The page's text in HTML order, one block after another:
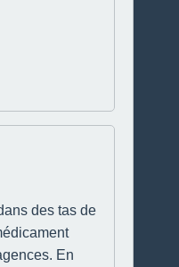
des tas de
En